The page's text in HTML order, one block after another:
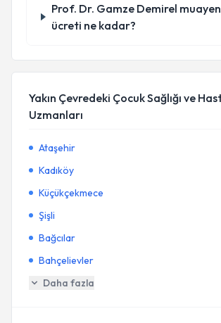
Prof. Dr. Gamze Demirel
ücreti ne kadar?
Yakın Çevredeki Çocuk Sağlığı ve
Uzmanları
Ataşehir
Kadıköy
Küçükçekmece
Şişli
Bağcılar
Bahçelievler
Daha fazla